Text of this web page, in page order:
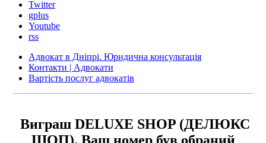
Twitter
gplus
Youtube
rss
Адвокат в Дніпрі. Юридична консультація
Контакти | Адвокати
Вартість послуг адвокатів
Виграш DELUXE SHOP (ДЕЛЮКС